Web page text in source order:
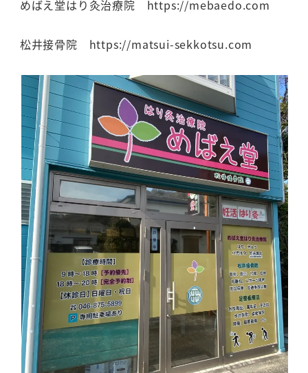
めばえ堂はり灸治療院 https://mebaedo.com
松井接骨院 https://matsui-sekkotsu.com